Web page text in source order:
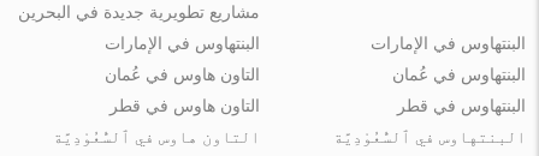
مشاريع تطويرية جديدة في البحرين
البنتهاوس في الإمارات
البنتهاوس في عُمان
البنتهاوس في قطر
البنتهاوس في ٱلسُّعُوْدِيَّة
البنتهاوس في الإمارات
التاون هاوس في عُمان
التاون هاوس في قطر
التاون هاوس في ٱلسُّعُوْدِيَّة